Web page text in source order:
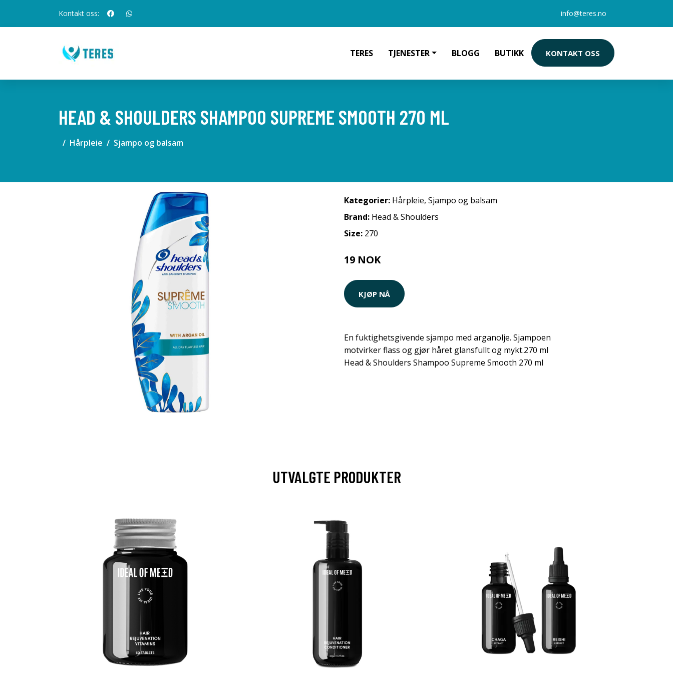
Kontakt oss: info@teres.no
TERES TJENESTER BLOGG BUTIKK KONTAKT OSS
HEAD & SHOULDERS SHAMPOO SUPREME SMOOTH 270 ML
Hårpleie Sjampo og balsam
Kategorier: Hårpleie, Sjampo og balsam
Brand: Head & Shoulders
Size: 270
19 NOK
KJØP NÅ
En fuktighetsgivende sjampo med arganolje. Sjampoen
motvirker flass og gjør håret glansfullt og mykt.270 ml
Head & Shoulders Shampoo Supreme Smooth 270 ml
UTVALGTE PRODUKTER